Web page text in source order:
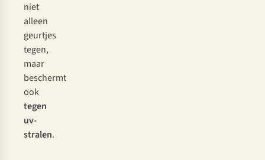
niet
alleen
geurtjes
tegen,
maar
beschermt
ook
tegen
uv-
stralen.